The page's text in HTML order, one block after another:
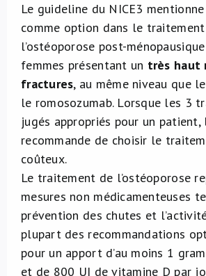
Le guideline du NICE3
comme option dans le
l’ostéoporose post-
femmes présentant un très haut
fractures, au même niveau que
le romosozumab. Lorsque les 3
jugés appropriés pour un patient,
recommande de choisir le
coûteux.
Le traitement de l’ostéoporose
mesures non médicamenteuses
prévention des chutes et
plupart des recommandations
pour un apport d’au moins 1
et de 800 UI de vitamine D par